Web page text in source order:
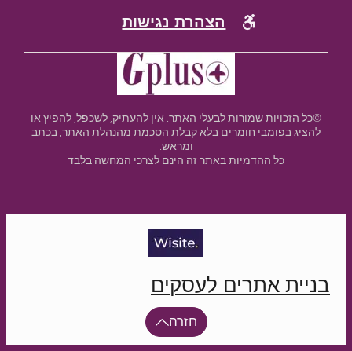
הצהרת נגישות
©כל הזכויות שמורות לבעלי האתר. אין להעתיק, לשכפל, להפיץ או
להציג בפומבי חומרים בלא קבלת הסכמת מהנהלת האתר, בכתב
ומראש.
כל ההדמיות באתר זה הינם לצרכי המחשה בלבד
בניית אתרים לעסקים
חזרה